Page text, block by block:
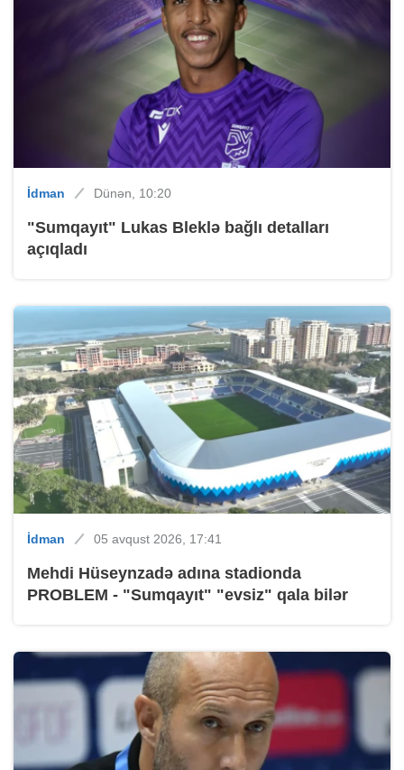
İdman Dünən, 10:20
"Sumqayıt" Lukas Bleklə bağlı detalları
açıqladı
İdman 05 avqust 2026, 17:41
Mehdi Hüseynzadə adına stadionda
PROBLEM - "Sumqayıt" "evsiz" qala bilər